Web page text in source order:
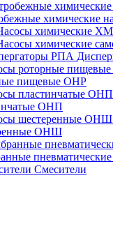
химические
химические ХМ
химические
пищевые ОНР
ОНП
ОНШ
Смесители